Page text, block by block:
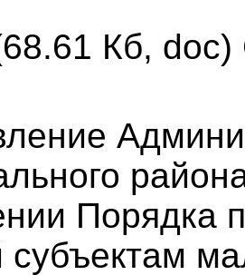
Кб, doc)
Порядка
субъектам